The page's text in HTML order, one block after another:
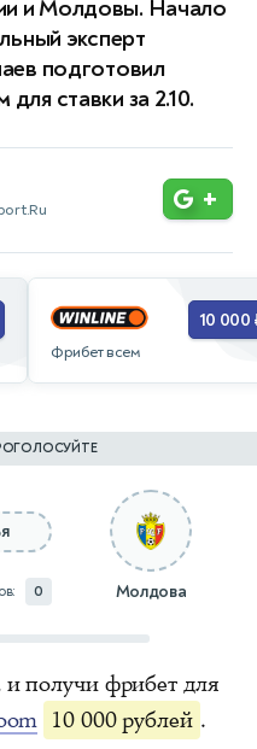
и Молдовы. Начало
эксперт
подготовил
ставки за 2.10.
+
Фрибет всем
10 000
0 Молдова
получи фрибет для
10 000 рублей .